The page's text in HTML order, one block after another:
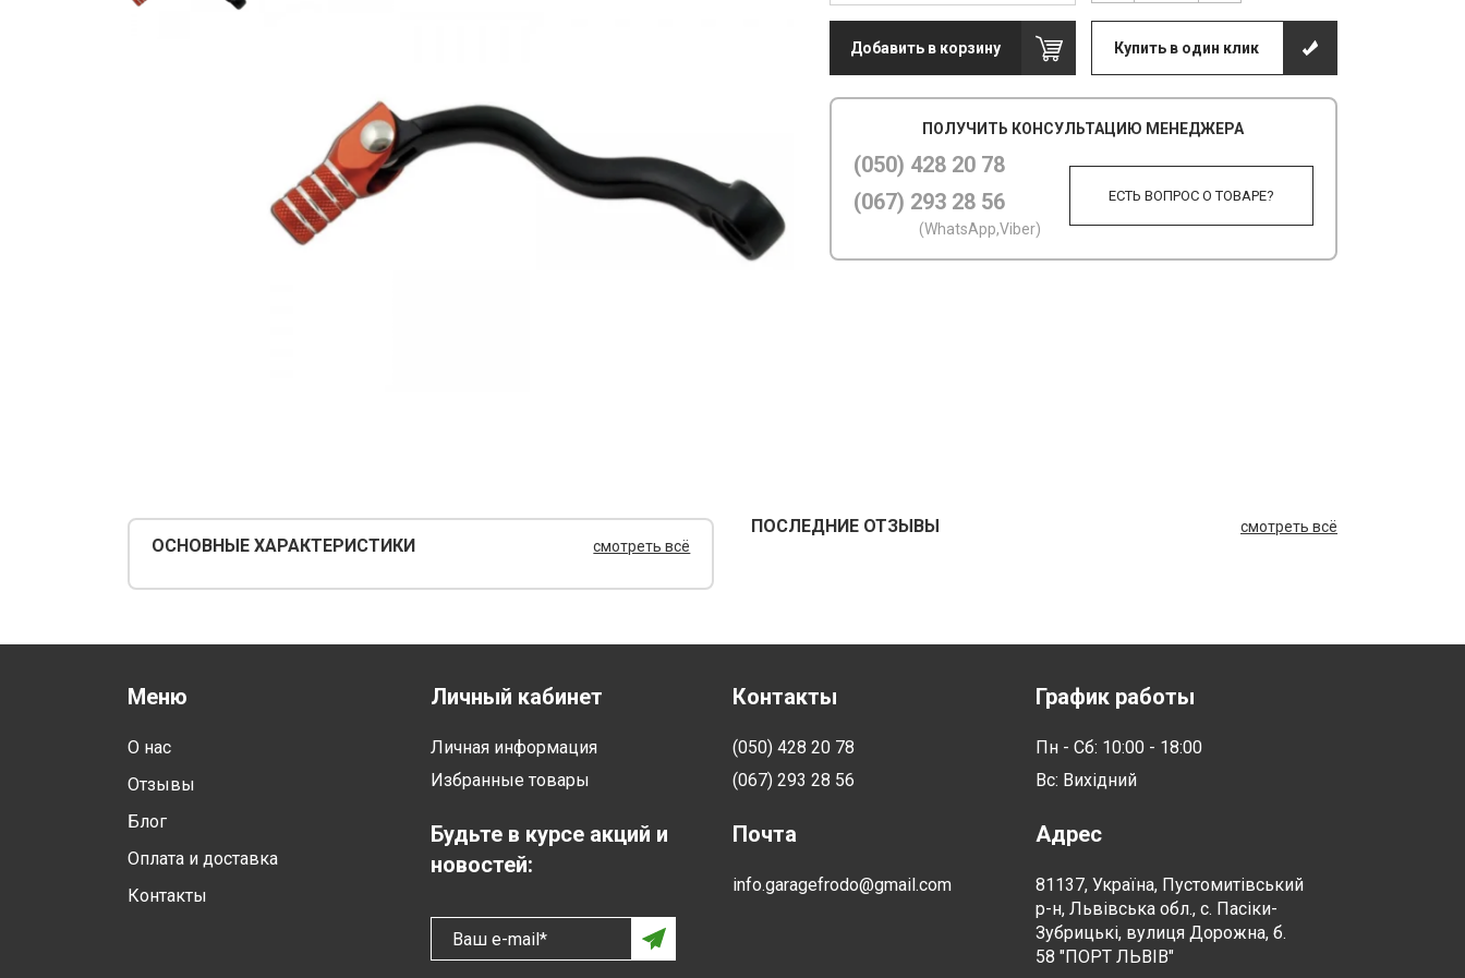
Добавить в корзину Купить в один клик
ПОЛУЧИТЬ КОНСУЛЬТАЦИЮ МЕНЕДЖЕРА
(050) 428 20 78
(067) 293 28 56
(WhatsApp,Viber)
ЕСТЬ ВОПРОС О ТОВАРЕ?
ОСНОВНЫЕ ХАРАКТЕРИСТИКИ смотреть всё
ПОСЛЕДНИЕ ОТЗЫВЫ смотреть всё
Меню
О нас
Отзывы
Блог
Оплата и доставка
Контакты
Личный кабинет
Личная информация
Избранные товары
Будьте в курсе акций и
новостей:
Ваш e-mail*
Контакты
(050) 428 20 78
(067) 293 28 56
Почта
info.garagefrodo@gmail.com
График работы
Пн - Сб: 10:00 - 18:00
Вс: Вихідний
Адрес
81137, Україна, Пустомитівський
р-н, Львівська обл., с. Пасіки-
Зубрицькі, вулиця Дорожна, б.
58 "ПОРТ ЛЬВІВ"